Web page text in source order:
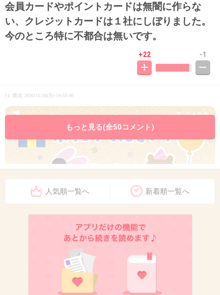
会員カードやポイントカードは無闇に作らな
い、クレジットカードは１社にしぼりました。
今のところ特に不都合は無いです。
+22 -1
11. 匿名 2020/11/16(月) 14:50:46
もっと見る(全50コメント)
人気順一覧へ 新着順一覧へ